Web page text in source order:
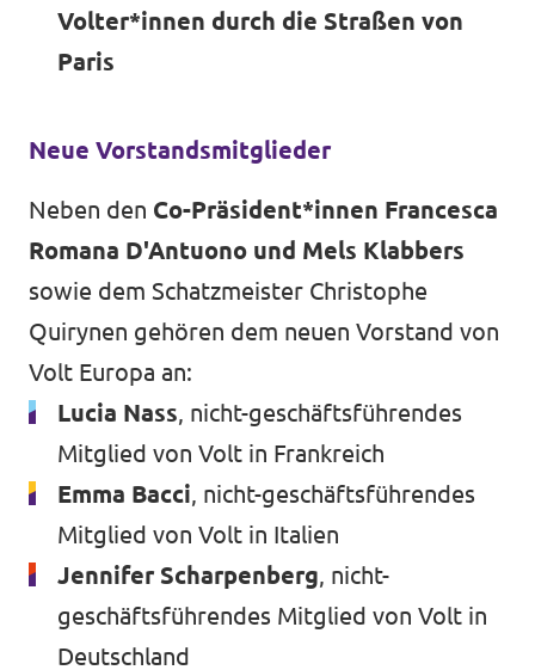
Volter*innen durch die Straßen von
Paris
Neue Vorstandsmitglieder
Neben den Co-Präsident*innen Francesca
Romana D'Antuono und Mels Klabbers
sowie dem Schatzmeister Christophe
Quirynen gehören dem neuen Vorstand von
Volt Europa an:
Lucia Nass, nicht-geschäftsführendes
Mitglied von Volt in Frankreich
Emma Bacci, nicht-geschäftsführendes
Mitglied von Volt in Italien
Jennifer Scharpenberg, nicht-
geschäftsführendes Mitglied von Volt in
Deutschland